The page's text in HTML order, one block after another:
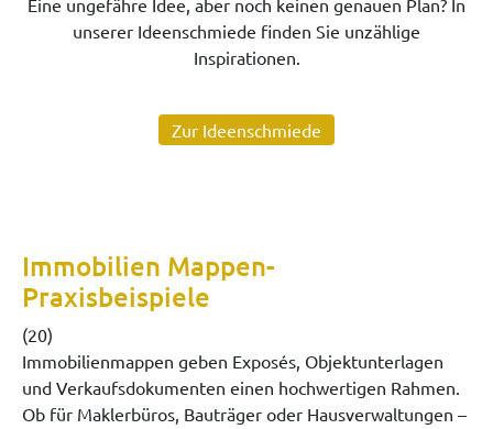
Eine ungefähre Idee, aber noch keinen genauen Plan? In
unserer Ideenschmiede finden Sie unzählige
Inspirationen.
Zur Ideenschmiede
Immobilien Mappen-
Praxisbeispiele
(20)
Immobilienmappen geben Exposés, Objektunterlagen
und Verkaufsdokumenten einen hochwertigen Rahmen.
Ob für Maklerbüros, Bauträger oder Hausverwaltungen –